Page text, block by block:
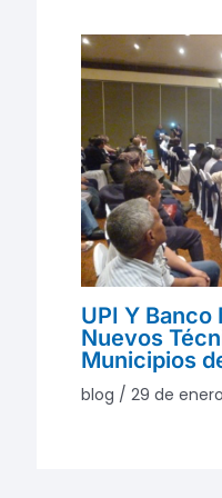
UPI Y Banco
Nuevos
Municipios
blog / 29 de